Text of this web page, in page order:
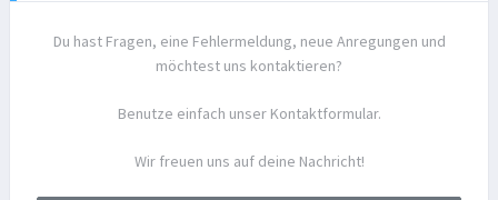
Du hast Fragen, eine Fehlermeldung, neue Anregungen und
möchtest uns kontaktieren?
Benutze einfach unser Kontaktformular.
Wir freuen uns auf deine Nachricht!